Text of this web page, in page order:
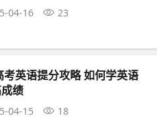
04-16 23
考英语提分攻略 如何学英语
绩
04-15 18